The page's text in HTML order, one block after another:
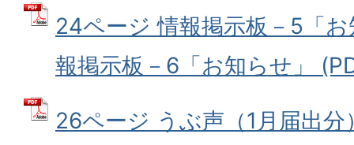
24ページ 情報掲示板－5「
報掲示板－6「お知らせ」
26ページ うぶ声（1月届出